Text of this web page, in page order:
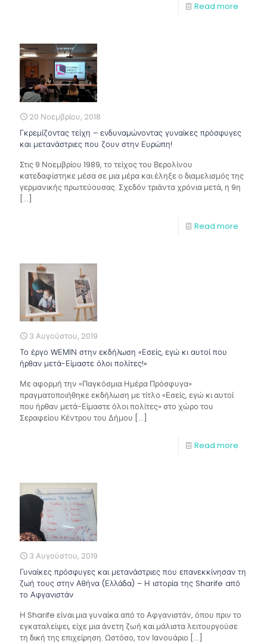
Read more
20 Νοεμβρίου, 2018
Γκρεμίζοντας τείχη – ενδυναμώνοντας γυναίκες πρόσφυγες
και μετανάστριες που ζουν στην Ευρώπη!
Στις 9 Νοεμβρίου 1989, το τείχος του Βερολίνου
κατεδαφίστηκε μέσα σε μια μέρα και έληξε ο διαμελισμός της
γερμανικής πρωτεύουσας. Σχεδόν τριάντα χρόνια μετά, η 9η
[…]
Read more
3 Αυγούστου, 2019
Το έργο WΕΜΙΝ στην εκδήλωση «Εσείς, εγώ κι αυτοί που
ήρθαν μετά-Είμαστε όλοι πολίτες!»
Με αφορμή την «Παγκόσμια Ημέρα Πρόσφυγα»
πραγματοποιήθηκε εκδήλωση με τίτλο «Εσείς, εγώ κι αυτοί
που ήρθαν μετά-Είμαστε όλοι πολίτες» στο χώρο του
Σεραφείου Κέντρου του Δήμου […]
Read more
3 Αυγούστου, 2019
Γυναίκες πρόσφυγες και μετανάστριες που επανεκκίνησαν τη
ζωή τους στην Αθήνα (Ελλάδα) – Η ιστορία της Sharife aπό
το Αφγανιστάν
Η Sharife είναι μια γυναίκα από το Αφγανιστάν, όπου πριν το
εγκαταλείψει, είχε μια άνετη ζωή και μάλιστα λειτουργούσε
τη δική της επιχείρηση. Ωστόσο, τον Ιανουάριο […]